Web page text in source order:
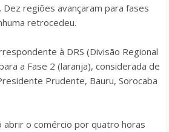
regiões avançaram para fases
retrocedeu.
à DRS (Divisão Regional
a Fase 2 (laranja), considerada de
Prudente, Bauru, Sorocaba
o comércio por quatro horas